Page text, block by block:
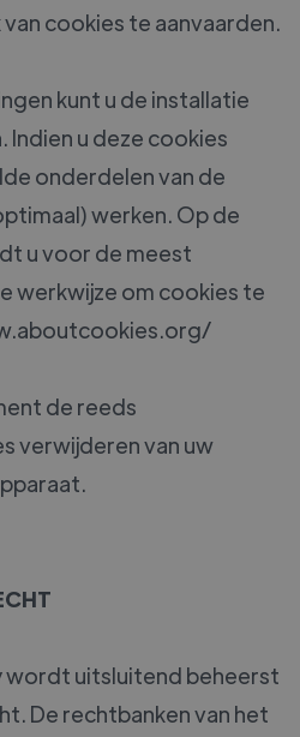
cookies te aanvaarden.
kunt u de installatie
Indien u deze cookies
onderdelen van de
werken. Op de
u voor de meest
werkwijze om cookies te
de reeds
verwijderen van uw
wordt uitsluitend beheerst
De rechtbanken van het